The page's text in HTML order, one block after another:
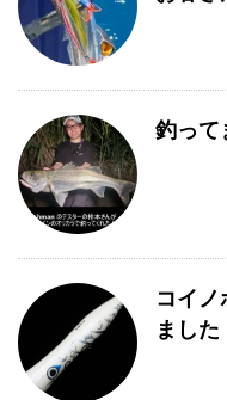
釣って
コイノ
ました